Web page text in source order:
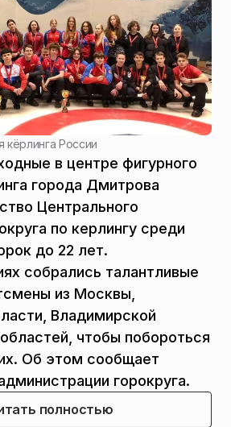
России
в центре фигурного
города Дмитрова
Центрального
по керлингу среди
до 22 лет.
собрались талантливые
из Москвы,
Владимирской
чтобы побороться
Об этом сообщает
горокруга.
полностью